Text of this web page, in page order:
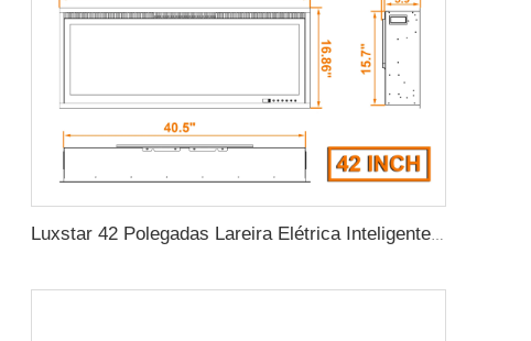
Luxstar 42 Polegadas Lareira Elétrica Inteligente Aquecedor Recessado Parede Montada com Controle por Aplicativo e Controle Remoto